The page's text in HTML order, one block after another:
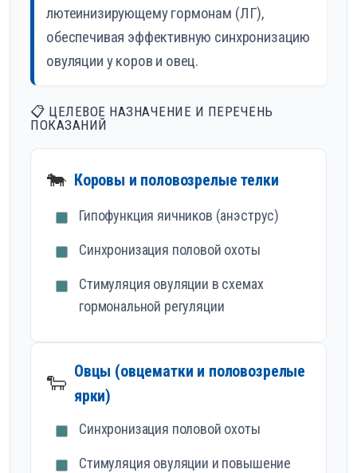
лютеинизирующему гормонам (ЛГ),
обеспечивая эффективную синхронизацию
овуляции у коров и овец.
📋 ЦЕЛЕВОЕ НАЗНАЧЕНИЕ И ПЕРЕЧЕНЬ
ПОКАЗАНИЙ
🐄 Коровы и половозрелые телки
Гипофункция яичников (анэструс)
Синхронизация половой охоты
Стимуляция овуляции в схемах
гормональной регуляции
🐑
Овцы (овцематки и половозрелые
ярки)
Синхронизация половой охоты
Стимуляция овуляции и повышение